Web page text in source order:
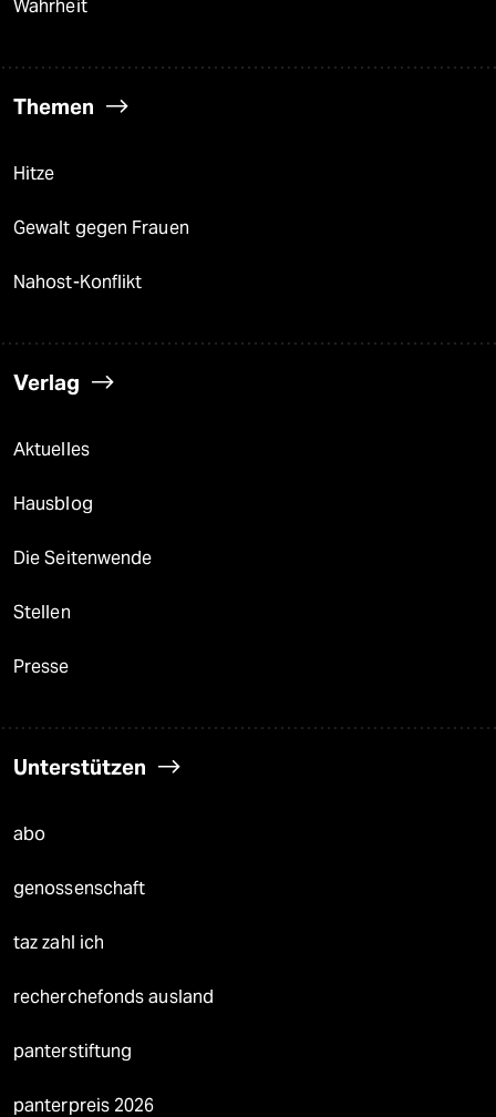
Wahrheit
Themen
Hitze
Gewalt gegen Frauen
Nahost-Konflikt
Verlag
Aktuelles
Hausblog
Die Seitenwende
Stellen
Presse
Unterstützen
abo
genossenschaft
taz zahl ich
recherchefonds ausland
panterstiftung
panterpreis 2026